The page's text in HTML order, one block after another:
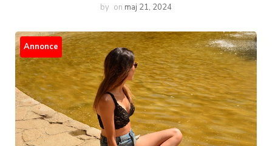
by on maj 21, 2024
Annonce